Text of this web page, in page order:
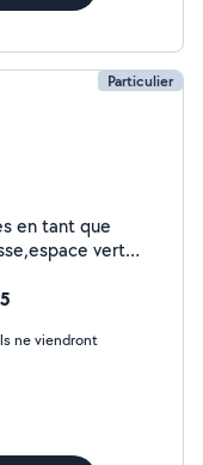
Particulier
en tant que
vert
ne viendront